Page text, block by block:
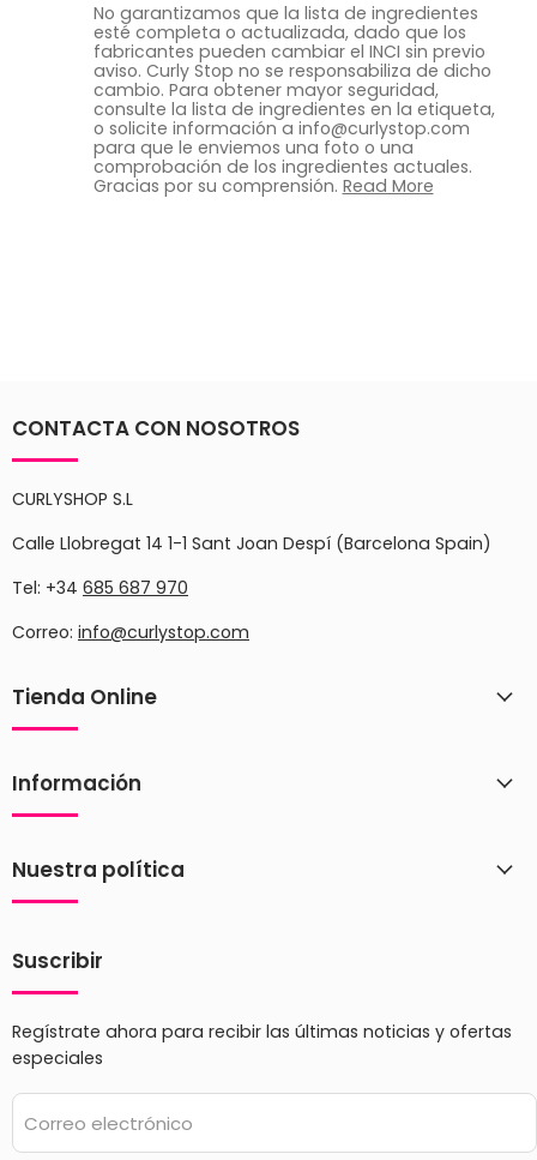
No garantizamos que la lista de ingredientes
esté completa o actualizada, dado que los
fabricantes pueden cambiar el INCI sin previo
aviso. Curly Stop no se responsabiliza de dicho
cambio. Para obtener mayor seguridad,
consulte la lista de ingredientes en la etiqueta,
o solicite información a info@curlystop.com
para que le enviemos una foto o una
comprobación de los ingredientes actuales.
Gracias por su comprensión. Read More
CONTACTA CON NOSOTROS
CURLYSHOP S.L
Calle Llobregat 14 1-1 Sant Joan Despí (Barcelona Spain)
Tel: +34 685 687 970
Correo: info@curlystop.com
Tienda Online
Información
Nuestra política
Suscribir
Regístrate ahora para recibir las últimas noticias y ofertas
especiales
Correo electrónico